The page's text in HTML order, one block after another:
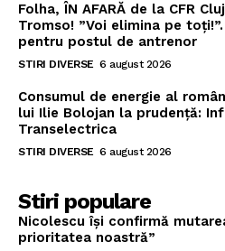
Folha, ÎN AFARĂ de la CFR
Tromso! ”Voi elimina pe
pentru postul de antrenor
STIRI DIVERSE 6 august 2026
Consumul de energie al
lui Ilie Bolojan la prudență:
Transelectrica
STIRI DIVERSE 6 august 2026
Stiri populare
Nicolescu își confirmă
prioritatea noastră”